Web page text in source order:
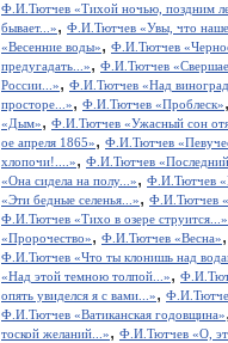
Ф.И.Тютчев «Тихой ночью, поздним
бывает...», Ф.И.Тютчев «Увы, что
«Весенние воды», Ф.И.Тютчев
предугадать...», Ф.И.Тютчев
России...», Ф.И.Тютчев «Над
просторе...», Ф.И.Тютчев «Проблеск»
«Дым», Ф.И.Тютчев «Ужасный сон
ое апреля 1865», Ф.И.Тютчев
хлопочи!....», Ф.И.Тютчев «Последний
«Она сидела на полу...», Ф.И.Тютчев
«Эти бедные селенья...», Ф.И.Тютчев
Ф.И.Тютчев «Тихо в озере струится...»
«Пророчество», Ф.И.Тютчев «Весна»
Ф.И.Тютчев «Что ты клонишь над
«Над этой темною толпой...»,
опять увиделся я с вами...»,
Ф.И.Тютчев «Ватиканская годовщина»
тоской желаний...», Ф.И.Тютчев «О,